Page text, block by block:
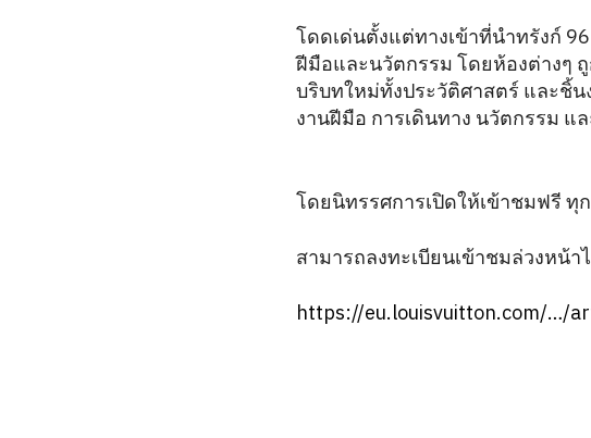
โดดเด่นตั้งแต่ทางเข้าที่นำทรังก์
ฝีมือและนวัตกรรม โดยห้องต่างๆ
บริบทใหม่ทั้งประวัติศาสตร์ และชิ้
งานฝีมือ การเดินทาง นวัตกรรม แ
โดยนิทรรศการเปิดให้เข้าชมฟรี ทุ
สามารถลงทะเบียนเข้าชมล่วงหน้า
https://eu.louisvuitton.com/…/